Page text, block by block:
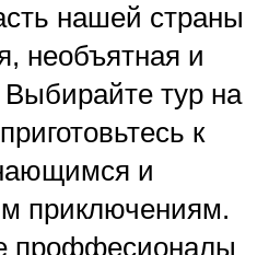
нашей страны
необъятная и
тур на
к
и
приключениям.
проффесионалы